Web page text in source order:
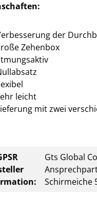
der
Zehenbox
leicht
mit zwei
Gts Global
Schirmeiche